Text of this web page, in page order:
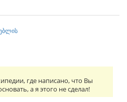
где написано, что Вы
а я этого не сделал!